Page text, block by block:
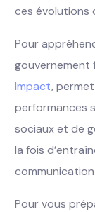
ces évolutions
Pour
Impact,
performances
sociaux et de
la fois
Pour vous